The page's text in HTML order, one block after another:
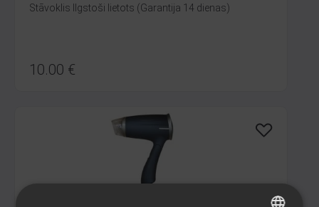
Stāvoklis Ilgstoši lietots (Garantija 14 dienas)
10.00 €